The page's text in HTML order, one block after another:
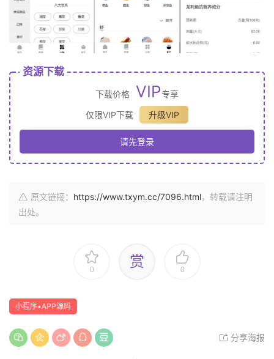
资源下载
下载价格 VIP专享
仅限VIP下载
升级VIP
请先登录
原文链接： https://www.txym.cc/7096.html，转载请注明
出处。
0 赏 0
小程序▪APP源码
分享海报